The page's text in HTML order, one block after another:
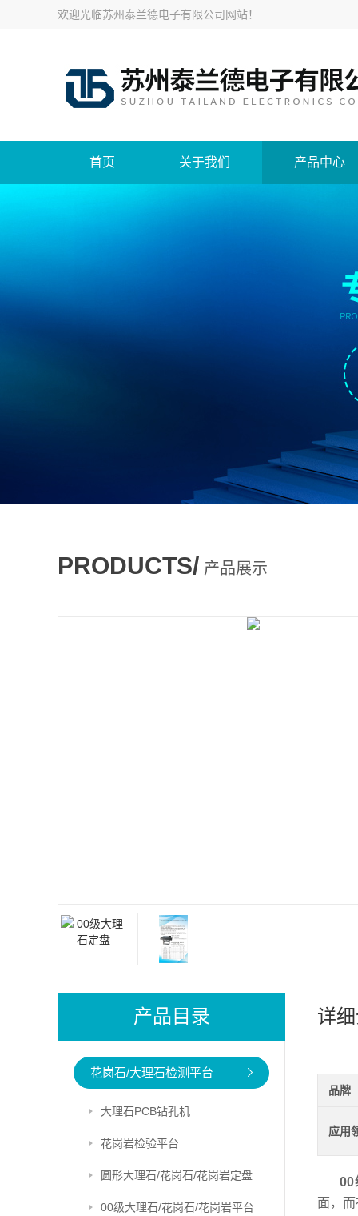
欢迎光临苏州泰兰德电子有限公司网站！
首页 关于我们 产品中心
PRODUCTS/ 产品展示
产品目录
花岗石/大理石检测平台
大理石PCB钻孔机
花岗岩检验平台
圆形大理石/花岗石/花岗岩定盘
00级大理石/花岗石/花岗岩平台
详
品牌
应用
00
面，